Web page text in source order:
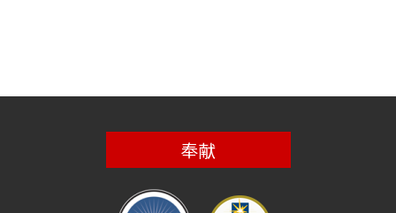
奉献